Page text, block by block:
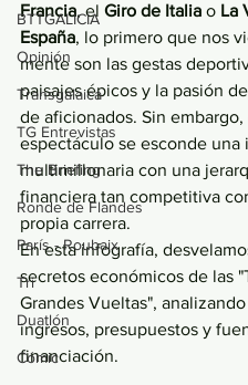
BTTGALICIA
Opinión
Transgalaica
TG Entrevistas
The Briefing
Ronde de Flandes
París - Roubaix
Tri
Duatlón
Cómic
Francia, el Giro de Italia o La
España, lo primero que nos
mente son las gestas
paisajes épicos y la pasión
de aficionados. Sin embargo,
espectáculo se esconde una
multimillonaria con una
financiera tan competitiva
propia carrera.
En esta infografía,
secretos económicos de las
Grandes Vueltas", analizando
ingresos, presupuestos y
financiación.